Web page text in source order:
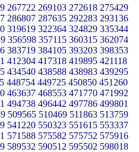
267722 269103 272618 275429
286807 287635 292283 293136
319619 322364 324829 335344
356598 357115 360315 362074
383719 384105 393203 398353
412304 417318 419895 421118
434540 438588 438983 439295
448754 449725 450850 451260
463637 468553 471770 471992
494738 496442 497786 499801
509565 510469 511863 513759
541220 550323 551615 553337
571588 575582 575752 575916
589532 590512 595502 598018